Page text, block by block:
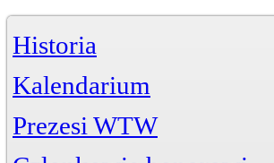
Historia
Kalendarium
Prezesi WTW